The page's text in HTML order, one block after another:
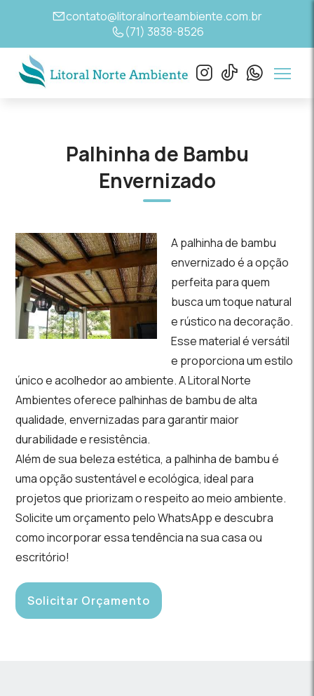
contato@litoralnorteambiente.com.br
(71) 3838-8526
Palhinha de Bambu
Envernizado
A palhinha de bambu
envernizado é a opção
perfeita para quem
busca um toque natural
e rústico na decoração.
Esse material é versátil
e proporciona um estilo
único e acolhedor ao ambiente. A Litoral Norte
Ambientes oferece palhinhas de bambu de alta
qualidade, envernizadas para garantir maior
durabilidade e resistência.
Além de sua beleza estética, a palhinha de bambu é
uma opção sustentável e ecológica, ideal para
projetos que priorizam o respeito ao meio ambiente.
Solicite um orçamento pelo WhatsApp e descubra
como incorporar essa tendência na sua casa ou
escritório!
Solicitar Orçamento